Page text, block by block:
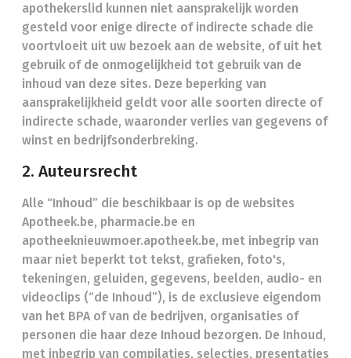
apothekerslid kunnen niet aansprakelijk worden
gesteld voor enige directe of indirecte schade die
voortvloeit uit uw bezoek aan de website, of uit het
gebruik of de onmogelijkheid tot gebruik van de
inhoud van deze sites. Deze beperking van
aansprakelijkheid geldt voor alle soorten directe of
indirecte schade, waaronder verlies van gegevens of
winst en bedrijfsonderbreking.
2. Auteursrecht
Alle “Inhoud” die beschikbaar is op de websites
Apotheek.be, pharmacie.be en
apotheeknieuwmoer.apotheek.be, met inbegrip van
maar niet beperkt tot tekst, grafieken, foto's,
tekeningen, geluiden, gegevens, beelden, audio- en
videoclips (“de Inhoud”), is de exclusieve eigendom
van het BPA of van de bedrijven, organisaties of
personen die haar deze Inhoud bezorgen. De Inhoud,
met inbegrip van compilaties, selecties, presentaties